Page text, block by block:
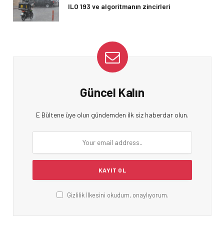
ILO 193 ve algoritmanın zincirleri
Güncel Kalın
E Bültene üye olun gündemden ilk siz haberdar olun.
Gizlilik İlkesini okudum, onaylıyorum.